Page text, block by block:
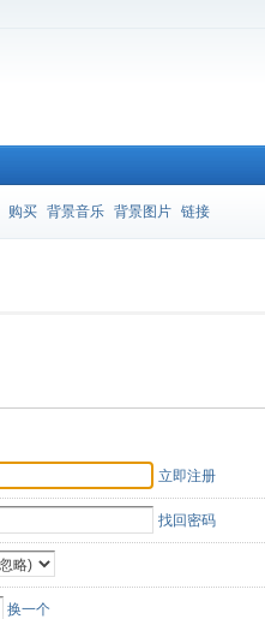
购买 背景音乐 背景图片 链接
立即注册
找回密码
换一个